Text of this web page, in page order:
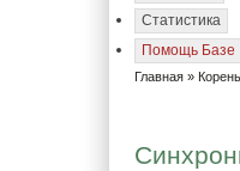
Статистика
Помощь Базе
Главная » Корень